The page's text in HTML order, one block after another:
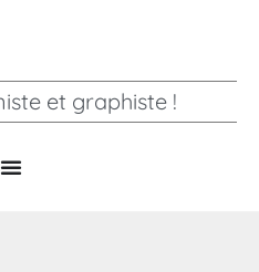
et graphiste !